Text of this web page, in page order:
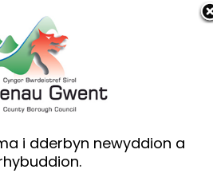
English
Cynllunio
i dderbyn newyddion a